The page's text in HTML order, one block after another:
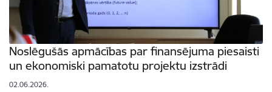
Noslēgušās apmācības par finansējuma piesaisti
un ekonomiski pamatotu projektu izstrādi
02.06.2026.